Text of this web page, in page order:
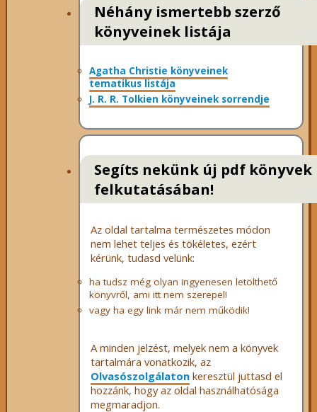
Néhány ismertebb szerző
könyveinek listája
Agatha Christie könyveinek
tematikus listája
J. R. R. Tolkien könyveinek sorrendje
Segíts nekünk új pdf könyvek
felkutatásában!
Az oldal tartalma természetes módon
nem lehet teljes és tökéletes, ezért
kérünk, tudasd velünk:
ha tudsz még olyan ingyenesen letölthető
könyvről, ami itt nem szerepel!
vagy ha egy link már nem működik!
A minden jelzést, melyek nem a könyvek
tartalmára vonatkozik, az
Olvasószolgálatonkeresztül juttasd el
hozzánk, hogy az oldal használhatósága
megmaradjon.